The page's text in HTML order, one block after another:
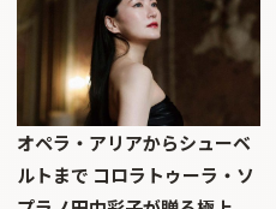
オペラ・アリアからシューベ
ルトまで コロラトゥーラ・ソ